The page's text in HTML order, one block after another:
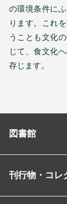
の環境条件に
ります。これ
うことも文化
じて、食文化
存じます。
図書館
刊行物・コレ